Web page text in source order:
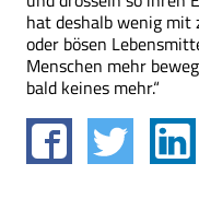
hat deshalb wenig
oder bösen
Menschen mehr
bald keines mehr.“